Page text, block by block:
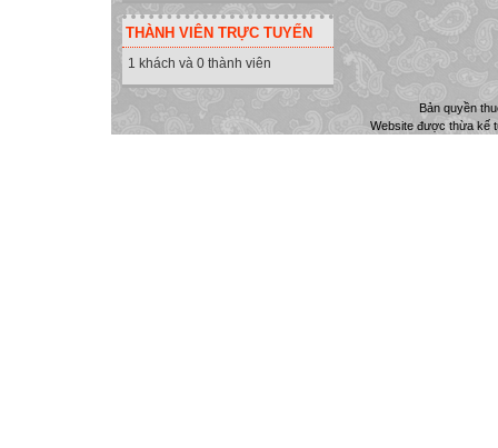
THÀNH VIÊN TRỰC TUYẾN
1 khách và 0 thành viên
Bản quyền
Website được thừa kế